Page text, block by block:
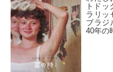
トドッ
ラリッ
ブラジ
40年の